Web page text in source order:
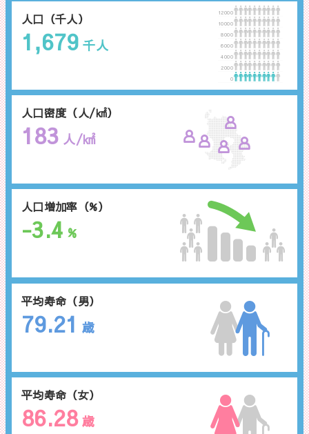
人口密度（人/㎢）
183 人/㎢
平均寿命（男）
79.21 歳
人口（千人）
1,679 千人
12000
10000
8000
6000
4000
2000
0
人口増加率（%）
-3.4 %
平均寿命（女）
86.28 歳